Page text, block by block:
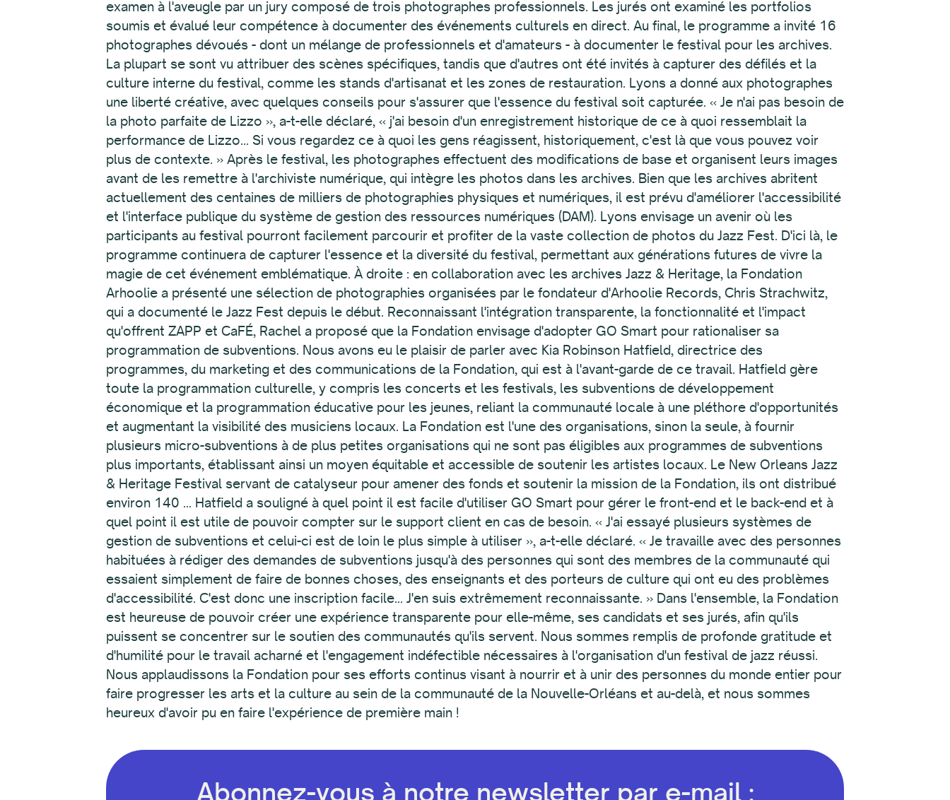
Abonnez-vous à notre newsletter par e-mail :